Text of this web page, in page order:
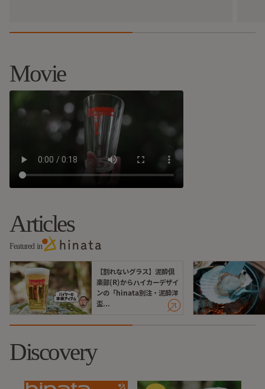
オレンジカラーでプリントされたイラストには、ULザックと
ショーツスタイルで、ULハイカーらしさを表現。
「泥酔しても割れないグラス」をコンセプトに出来上がった
【基本情報】
本体サイズ：口径82×底径54×高さ137(㎜)
容量：400ml
重量：128g
材質：メタクリル樹脂
耐熱温度：80度 / 耐冷温度：-20度 電子レンジ使用不可
Movie
Articles
Featured in
【割れないグラス】泥酔倶
楽部(R)からハイカーデザイ
ンの「hinata別注・泥酔洋
盃...
Discovery